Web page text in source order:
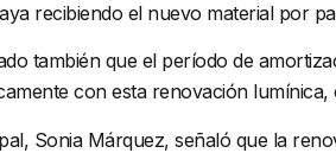
recibiendo el nuevo material por
también que el período de
con esta renovación
Sonia Márquez, señaló que la